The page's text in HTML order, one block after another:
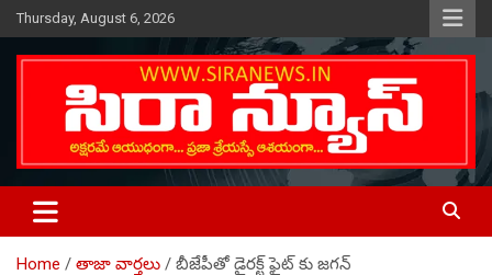
Skip
to
content
Thursday, August 6, 2026
SIRA NEWS
Telugu Online News Daily
Home తాజా వార్తలు బీజేపీతో డైరక్ట్ ఫైట్ కు జగన్